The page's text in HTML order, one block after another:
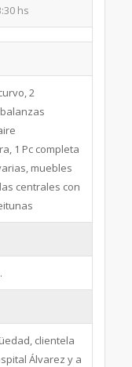
hs
2
1 Pc completa
muebles
centrales con
clientela
Álvarez y a